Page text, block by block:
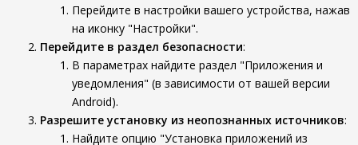
Перейдите в настройки вашего устройства, нажав
на иконку "Настройки".
Перейдите в раздел безопасности:
В параметрах найдите раздел "Приложения и
уведомления" (в зависимости от вашей версии
Android).
Разрешите установку из неопознанных источников:
Найдите опцию "Установка приложений из